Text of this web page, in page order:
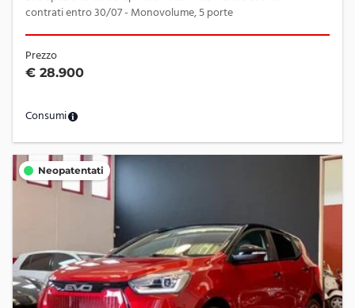
contrati entro 30/07 - Monovolume, 5 porte
Prezzo
€ 28.900
Consumi
Neopatentati